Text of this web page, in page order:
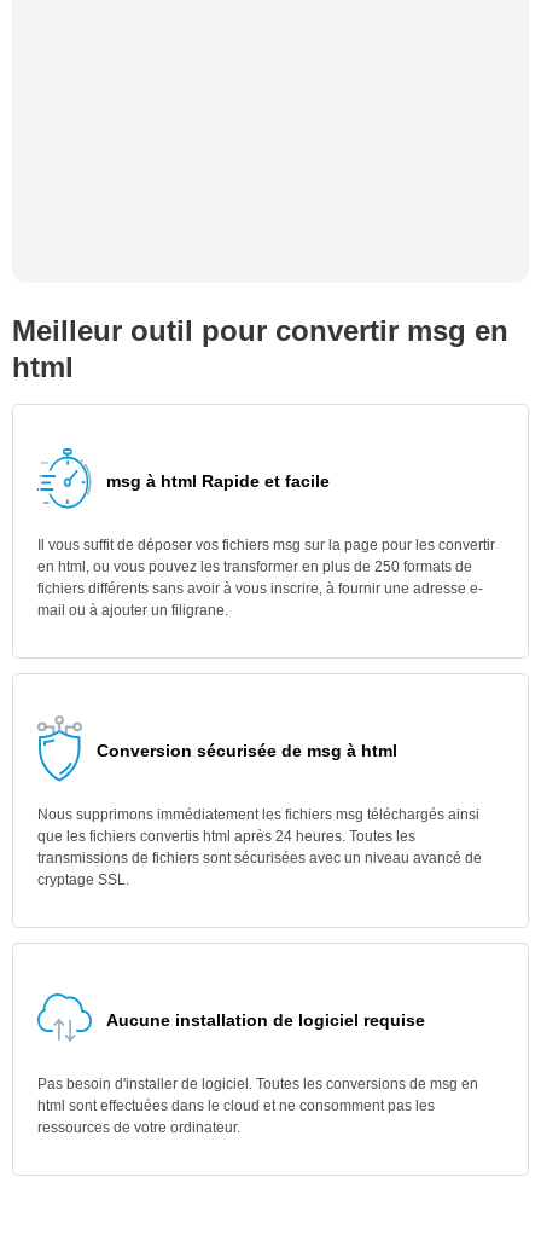
Meilleur outil pour convertir msg en
html
msg à html Rapide et facile
Il vous suffit de déposer vos fichiers msg sur la page pour les convertir
en html, ou vous pouvez les transformer en plus de 250 formats de
fichiers différents sans avoir à vous inscrire, à fournir une adresse e-
mail ou à ajouter un filigrane.
Conversion sécurisée de msg à html
Nous supprimons immédiatement les fichiers msg téléchargés ainsi
que les fichiers convertis html après 24 heures. Toutes les
transmissions de fichiers sont sécurisées avec un niveau avancé de
cryptage SSL.
Aucune installation de logiciel requise
Pas besoin d'installer de logiciel. Toutes les conversions de msg en
html sont effectuées dans le cloud et ne consomment pas les
ressources de votre ordinateur.